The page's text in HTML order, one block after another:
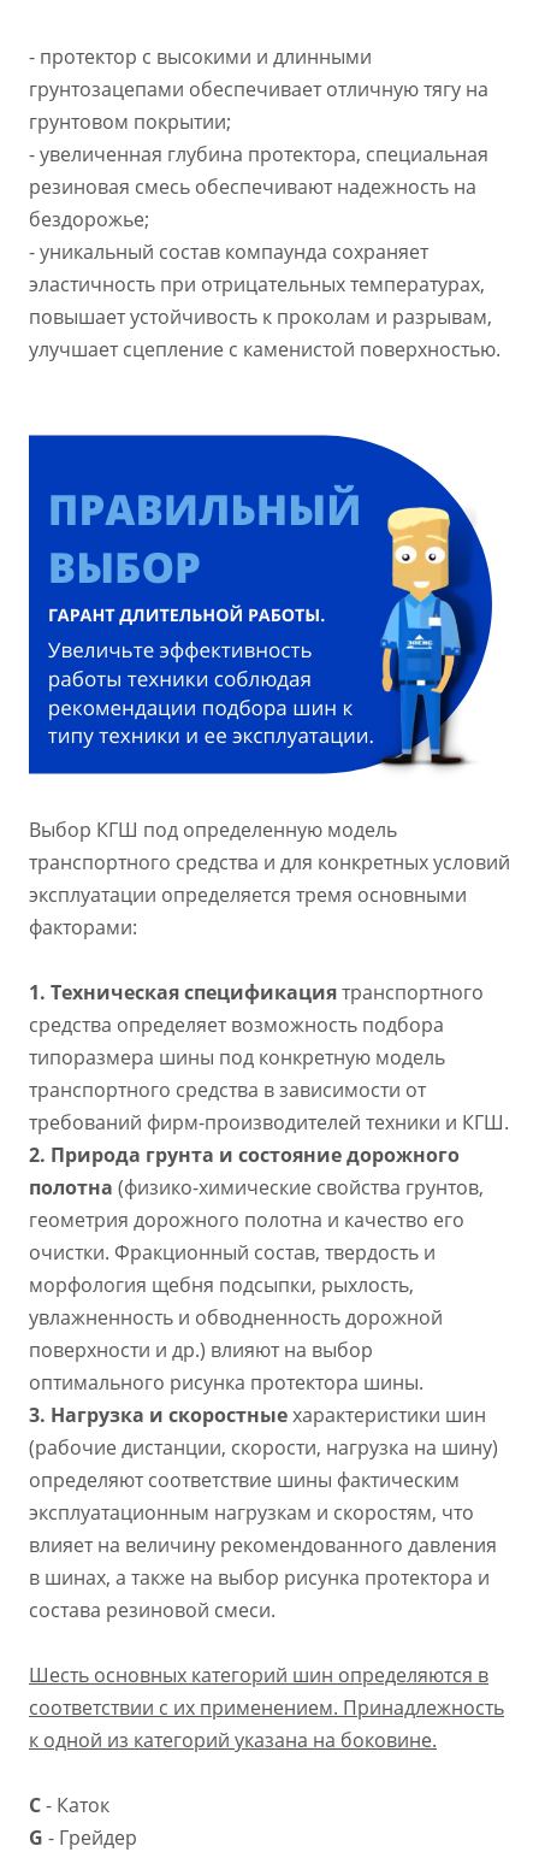
- протектор с высокими и длинными
грунтозацепами обеспечивает отличную тягу на
грунтовом покрытии;
- увеличенная глубина протектора, специальная
резиновая смесь обеспечивают надежность на
бездорожье;
- уникальный состав компаунда сохраняет
эластичность при отрицательных температурах,
повышает устойчивость к проколам и разрывам,
улучшает сцепление с каменистой поверхностью.
Выбор КГШ под определенную модель
транспортного средства и для конкретных условий
эксплуатации определяется тремя основными
факторами:
1. Техническая спецификациятранспортного
средства определяет возможность подбора
типоразмера шины под конкретную модель
транспортного средства в зависимости от
требований фирм-производителей техники и КГШ.
2. Природа грунта и состояние дорожного
полотна (физико-химические свойства грунтов,
геометрия дорожного полотна и качество его
очистки. Фракционный состав, твердость и
морфология щебня подсыпки, рыхлость,
увлажненность и обводненность дорожной
поверхности и др.) влияют на выбор
оптимального рисунка протектора шины.
3. Нагрузка и скоростныехарактеристики шин
(рабочие дистанции, скорости, нагрузка на шину)
определяют соответствие шины фактическим
эксплуатационным нагрузкам и скоростям, что
влияет на величину рекомендованного давления
в шинах, а также на выбор рисунка протектора и
состава резиновой смеси.
Шесть основных категорий шин определяются в
соответствии с их применением. Принадлежность
к одной из категорий указана на боковине.
C- Каток
G - Грейдер